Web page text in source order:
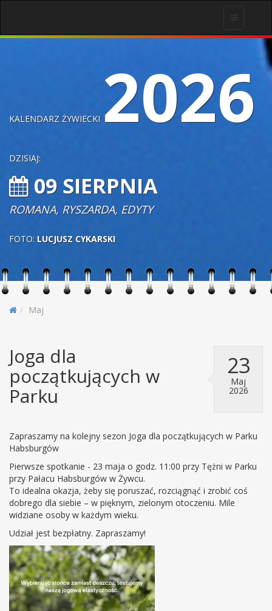
KALENDARZ ŻYWIECKI 2026
DZISIAJ:
09 SIERPNIA
ROMANA, RYSZARDA, EDYTY
FOTO: LUCJUSZ CYKARSKI
Maj
23
Maj
2026
Joga dla
początkujących w
Parku
Zapraszamy na kolejny sezon Joga dla początkujących w Parku
Habsburgów
Pierwsze spotkanie - 23 maja o godz. 11:00 przy Tężni w Parku
przy Pałacu Habsburgów w Żywcu.
To idealna okazja, żeby się poruszać, rozciągnąć i zrobić coś
dobrego dla siebie – w pięknym, zielonym otoczeniu. Mile
widziane osoby w każdym wieku.
Udział jest bezpłatny. Zapraszamy!